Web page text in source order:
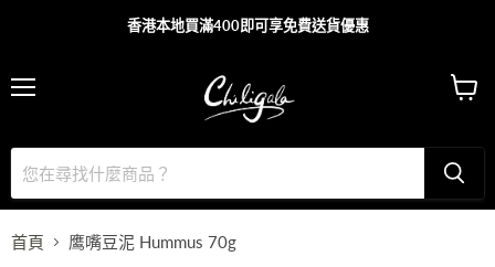
香港本地買滿400即可享免費送貨優惠
購
物
車
首頁 鹰嘴豆泥 Hummus 70g